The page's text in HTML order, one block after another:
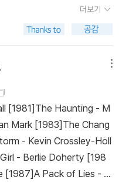
코너의 엄마가 대머리라고
받는다. 동네 묘지의 커다란
코너가 해야 한다고 한다.
'네가 감추는 것, 네가 가장
을에 뿌리를 박고 살았던 몬
지 마을에서 일어난 모순된
스스로 살해하고 마녀의 소행
던 목사가 자신의 딸들을 살
기 때문에 오히려 벌을 받는
신을 보이게 한 다음 더욱 외
현실을 자신의 현실로 받아
른 실천을 해야 한다. 느낌
로 마감하는 기분이다.이 물
읽었던 책들 중 나만의 베스
. 논픽션은 이미 썼던 대로
케치북』 두 권만 선택하련
입문, 황정은- 백의 그림자,
성 소설가는 둘뿐. 황정은 &
게 빛나는 표면 아래 낮게 가
터- 호프만이 움켜쥔 상자,
잉글리시 페이션트, 마이클
더보기
[1981]The Haunting - M
Mark [1983]The Chang
- Kevin Crossley-Holl
- Berlie Doherty [198
[1987]A Pack of Lies - G